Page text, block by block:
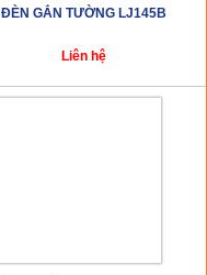
ĐÈN GẮN TƯỜNG LJ145B
Liên hệ